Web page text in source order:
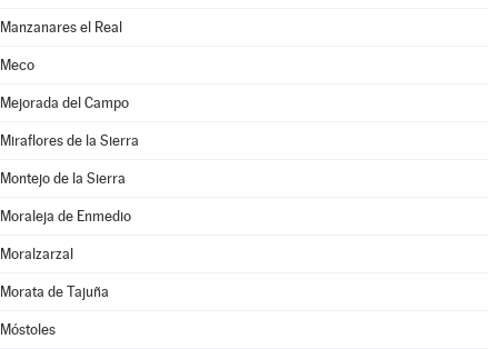
Manzanares el Real
Meco
Mejorada del Campo
Miraflores de la Sierra
Montejo de la Sierra
Moraleja de Enmedio
Moralzarzal
Morata de Tajuña
Móstoles